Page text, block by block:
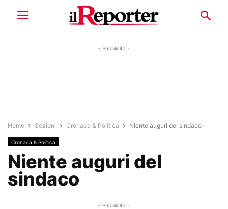
- Pubblicità -
Home Sezioni Cronaca & Politica Niente auguri del sindaco
Cronaca & Politica
Niente auguri del
sindaco
- Pubblicità -